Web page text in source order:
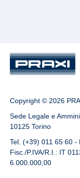
Copyright © 2026
Sede Legale e
10125 Torino
Tel. (+39) 011 65 60 -
Fisc./P.IVA/R.I.: IT
6.000.000,00